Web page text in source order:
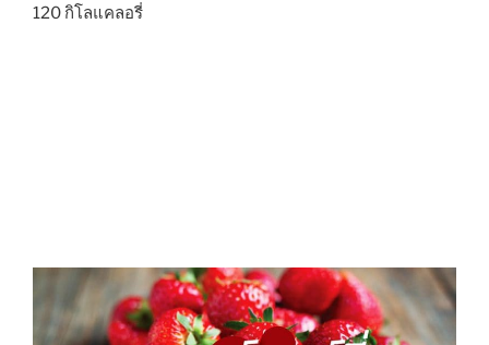
120 กิโลแคลอรี่